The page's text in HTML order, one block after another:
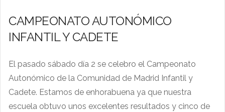
CAMPEONATO AUTONÓMICO
INFANTIL Y CADETE
El pasado sábado día 2 se celebro el Campeonato
Autonómico de la Comunidad de Madrid Infantil y
Cadete. Estamos de enhorabuena ya que nuestra
escuela obtuvo unos excelentes resultados y cinco de